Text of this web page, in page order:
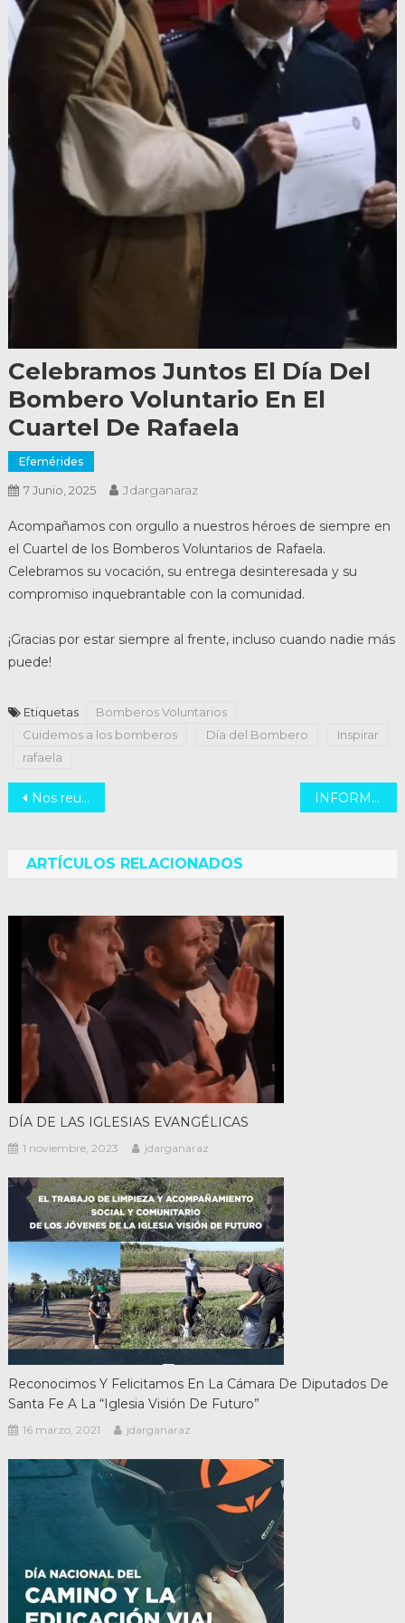
Celebramos Juntos El Día Del
Bombero Voluntario En El
Cuartel De Rafaela
Efemérides
7 Junio, 2025 Jdarganaraz
Acompañamos con orgullo a nuestros héroes de siempre en
el Cuartel de los Bomberos Voluntarios de Rafaela.
Celebramos su vocación, su entrega desinteresada y su
compromiso inquebrantable con la comunidad.
¡Gracias por estar siempre al frente, incluso cuando nadie más
puede!
Etiquetas
Bomberos Voluntarios
Cuidemos a los bomberos
Día del Bombero
Inspirar
rafaela
Navegación
entradas
Nos reunimos con autoridades de la Asociación Médica del Departamento Castellanos INFORME DE GESTIÓN | ENERO – MAYO 2025
ARTÍCULOS RELACIONADOS
DÍA DE LAS IGLESIAS EVANGÉLICAS
1 noviembre, 2023 jdarganaraz
Reconocimos Y Felicitamos En La Cámara De Diputados De
Santa Fe A La “Iglesia Visión De Futuro”
16 marzo, 2021 jdarganaraz